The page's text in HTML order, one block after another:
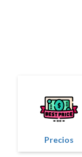
Precios